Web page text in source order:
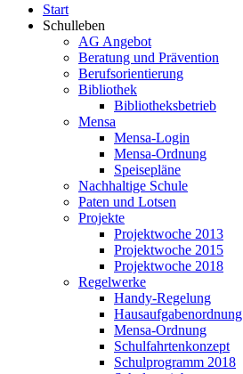
Start
Schulleben
AG Angebot
Beratung und Prävention
Berufsorientierung
Bibliothek
Bibliotheksbetrieb
Mensa
Mensa-Login
Mensa-Ordnung
Speisepläne
Nachhaltige Schule
Paten und Lotsen
Projekte
Projektwoche 2013
Projektwoche 2015
Projektwoche 2018
Regelwerke
Handy-Regelung
Hausaufgabenordnung
Mensa-Ordnung
Schulfahrtenkonzept
Schulprogramm 2018